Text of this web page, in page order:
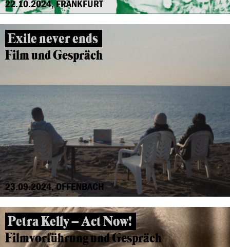
22.10.2024, FRANKFURT
Exile never ends
Film und Gespräch
23.09.2024, OFFENBACH
Petra Kelly – Act Now!
Filmvorführung und Gespräch